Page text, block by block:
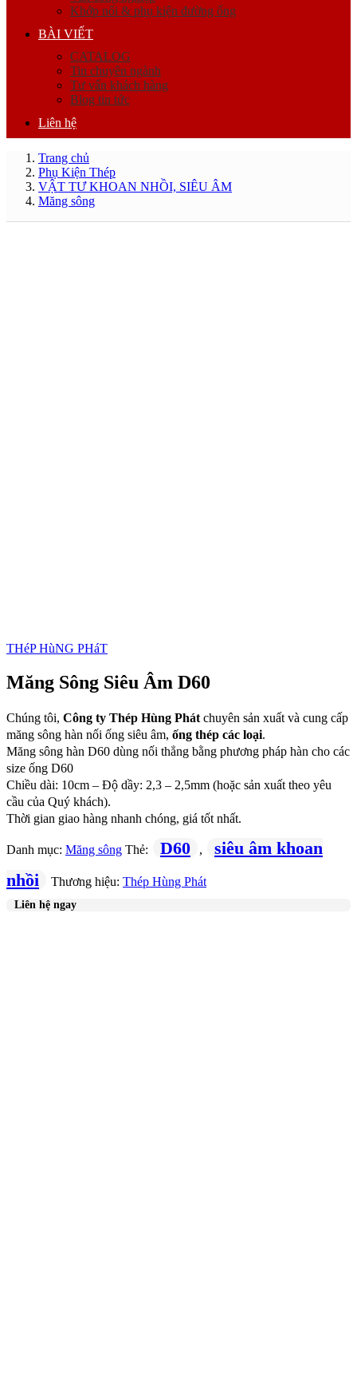
Khớp nối & phụ kiện đường ống
BÀI VIẾT
CATALOG
Tin chuyên ngành
Tư vấn khách hàng
Blog tin tức
Liên hệ
Trang chủ
Phụ Kiện Thép
VẬT TƯ KHOAN NHỒI, SIÊU ÂM
Măng sông
THéP HùNG PHáT
Măng Sông Siêu Âm D60
Chúng tôi, Công ty Thép Hùng Phát chuyên sản xuất và cung cấp
măng sông hàn nối ống siêu âm, ống thép các loại.
Măng sông hàn D60 dùng nối thẳng bằng phương pháp hàn cho các
size ống D60
Chiều dài: 10cm – Độ dầy: 2,3 – 2,5mm (hoặc sản xuất theo yêu
cầu của Quý khách).
Thời gian giao hàng nhanh chóng, giá tốt nhất.
Danh mục: Măng sông Thẻ: D60 ,
siêu âm khoan
nhồi
Thương hiệu: Thép Hùng Phát
Liên hệ ngay